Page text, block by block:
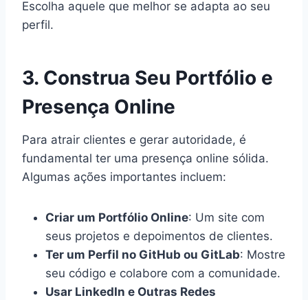
Escolha aquele que melhor se adapta ao seu
perfil.
3. Construa Seu Portfólio e
Presença Online
Para atrair clientes e gerar autoridade, é
fundamental ter uma presença online sólida.
Algumas ações importantes incluem:
Criar um Portfólio Online: Um site com
seus projetos e depoimentos de clientes.
Ter um Perfil no GitHub ou GitLab: Mostre
seu código e colabore com a comunidade.
Usar LinkedIn e Outras Redes